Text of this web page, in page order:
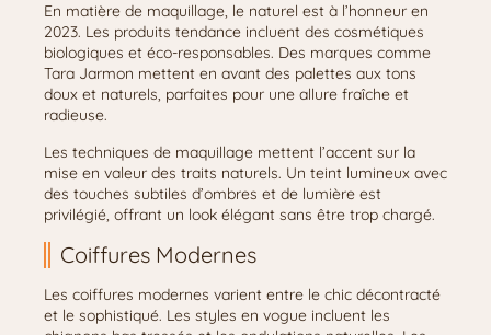
En matière de maquillage, le naturel est à l’honneur en
2023. Les produits tendance incluent des cosmétiques
biologiques et éco-responsables. Des marques comme
Tara Jarmon mettent en avant des palettes aux tons
doux et naturels, parfaites pour une allure fraîche et
radieuse.
Les techniques de maquillage mettent l’accent sur la
mise en valeur des traits naturels. Un teint lumineux avec
des touches subtiles d’ombres et de lumière est
privilégié, offrant un look élégant sans être trop chargé.
Coiffures Modernes
Les coiffures modernes varient entre le chic décontracté
et le sophistiqué. Les styles en vogue incluent les